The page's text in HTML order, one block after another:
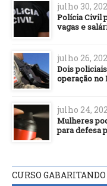
julho 30,
Polícia Civil
vagas e
julho 26,
Dois
operação no
julho 24,
Mulheres
para defesa
CURSO